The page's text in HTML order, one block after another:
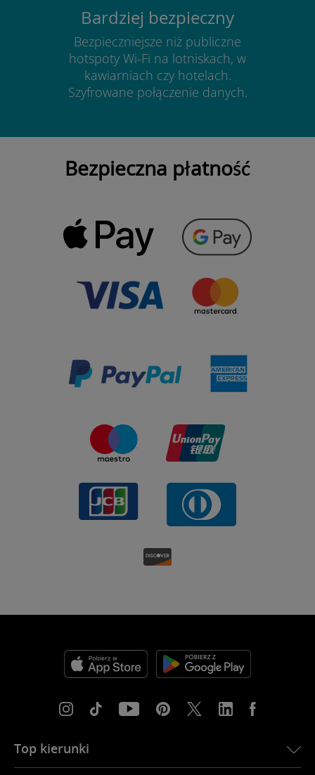
Bardziej bezpieczny
Bezpieczniejsze niż publiczne
hotspoty Wi-Fi na lotniskach, w
kawiarniach czy hotelach.
Szyfrowane połączenie danych.
Bezpieczna płatność
Top kierunki